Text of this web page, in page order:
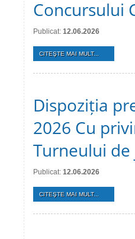
Concursului
Publicat: 12.06.2026
CITEŞTE MAI MULT...
Dispoziția
2026 Cu
Turneului de
Publicat: 12.06.2026
CITEŞTE MAI MULT...